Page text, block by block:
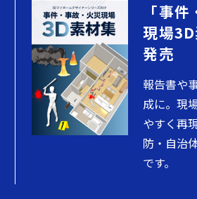
「事
現場
発売
報告書や
成に。現
やすく再
防・自治
です。